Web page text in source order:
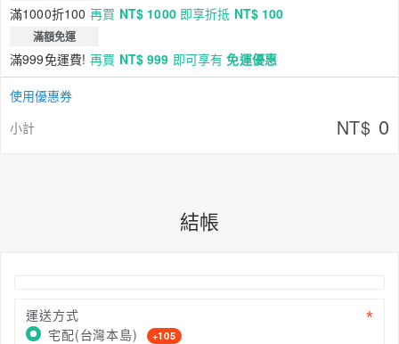
滿1000折100 再買 NT$ 1000即享折抵 NT$ 100
滿額免運
滿999免運費! 再買 NT$ 999 即可享有免運優惠
使用優惠券
小計
NT$ 0
結帳
運送方式
宅配(台灣本島)
+105